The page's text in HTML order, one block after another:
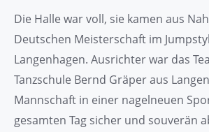
Die Halle war voll, sie kamen aus
Deutschen Meisterschaft im
Langenhagen. Ausrichter war das
Tanzschule Bernd Gräper aus
Mannschaft in einer nagelneuen
gesamten Tag sicher und souverän